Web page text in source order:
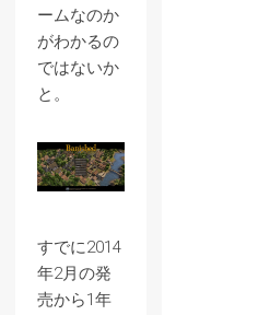
ームなのか
がわかるの
ではないか
と。
すでに2014
年2月の発
売から1年